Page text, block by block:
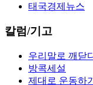
태국경제뉴스
칼럼/기고
우리말로 깨닫
방콕세설
제대로 운동하기